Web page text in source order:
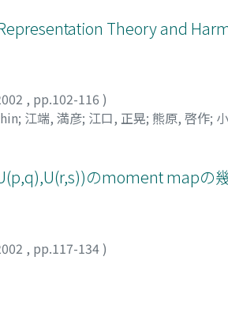
Theory and
, pp.102-116 )
; 江端, 満彦; 江口, 正晃; 熊原, 啓作;
のmoment mapの
, pp.117-134)